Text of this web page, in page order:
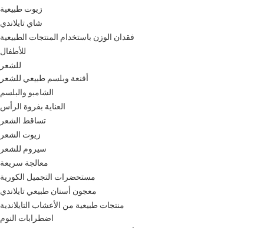
زيوت طبيعية
شاي تايلاندي
فقدان الوزن باستخدام المنتجات الطبيعية
للأطفال
للشعر
أقنعة وبلسم طبيعي للشعر
الشامبو والبلسم
العناية بفروة الرأس
تساقط الشعر
زيوت الشعر
سيروم للشعر
معالجة سريعة
مستحضرات التجميل الكورية
معجون أسنان طبيعي تايلاندي
منتجات طبيعية من الأعشاب التايلاندية
اضطرابات النوم